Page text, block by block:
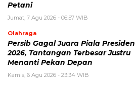
Petani
Jumat, 7 Agu 2026 - 06:57 WIB
Olahraga
Persib Gagal Juara Piala Presiden
2026, Tantangan Terbesar Justru
Menanti Pekan Depan
Kamis, 6 Agu 2026 - 23:34 WIB